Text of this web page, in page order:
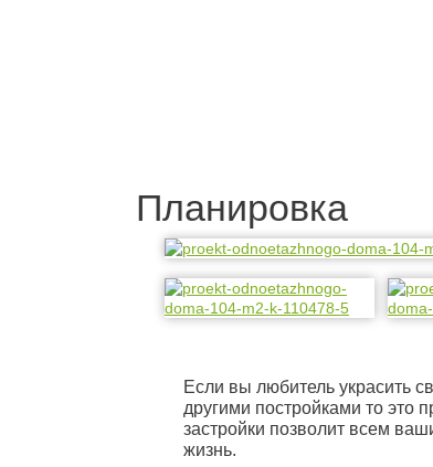
Планировка
Если вы любитель украсить
другими постройками то это
застройки позволит всем
жизнь.